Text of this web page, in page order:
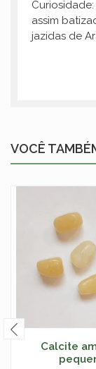
assim
jazidas de
VOCÊ
Calcite